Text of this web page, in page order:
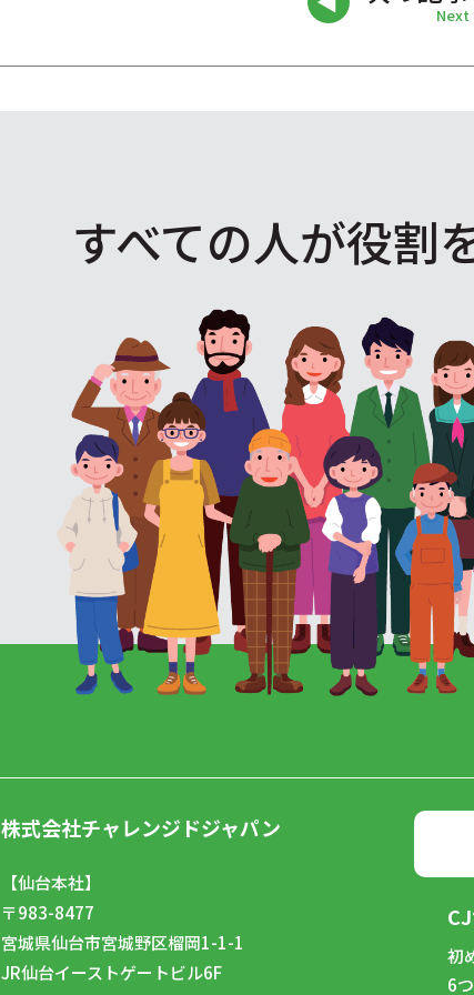
Next
すべての人が役割
株式会社チャレンジドジャパン
【仙台本社】
〒983-8477
宮城県仙台市宮城野区榴岡1-1-1
JR仙台イーストゲートビル6F
初
6